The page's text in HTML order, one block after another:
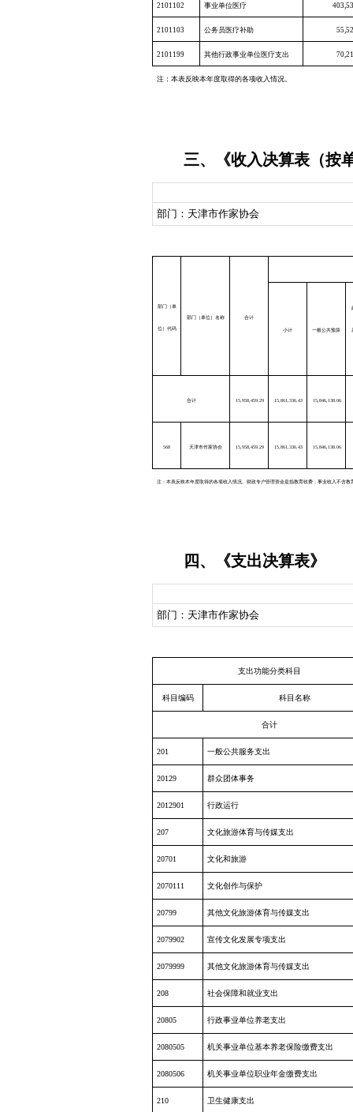
2101102 事业单位医疗
2101103 公务员医疗补助
2101199 其他行政事业单位医疗支出
注：本表反映本年度取得的各项收入情况。
三、《收入决算表（按
部门：天津市作家协会
部门（单
位）代码
部门（单位）名称 合计
小计 一般公共预算
合计 15,958,459.29 15,861,336.43 15,846,138.06
568 天津市作家协会 15,958,459.29 15,861,336.43 15,846,138.06
注：本表反映本年度取得的各项收入情况。财政专户管理资金是指教育收费；事业收入不含教
四、《支出决算表》
部门：天津市作家协会
支出功能分类科目
科目编码 科目名称
合计
201 一般公共服务支出
20129 群众团体事务
2012901 行政运行
207 文化旅游体育与传媒支出
20701 文化和旅游
2070111 文化创作与保护
20799 其他文化旅游体育与传媒支出
2079902 宣传文化发展专项支出
2079999 其他文化旅游体育与传媒支出
208 社会保障和就业支出
20805 行政事业单位养老支出
2080505 机关事业单位基本养老保险缴费支出
2080506 机关事业单位职业年金缴费支出
210 卫生健康支出